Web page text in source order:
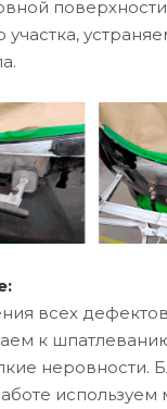
поверхности
всех
к
неровности.